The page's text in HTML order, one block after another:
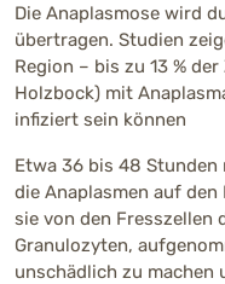
Die Anaplasmose wird
übertragen. Studien
Region – bis zu 13 %
Holzbock) mit
infiziert sein können
Etwa 36 bis 48 Stunden
die Anaplasmen auf
sie von den Fresszellen
Granulozyten,
unschädlich zu machen